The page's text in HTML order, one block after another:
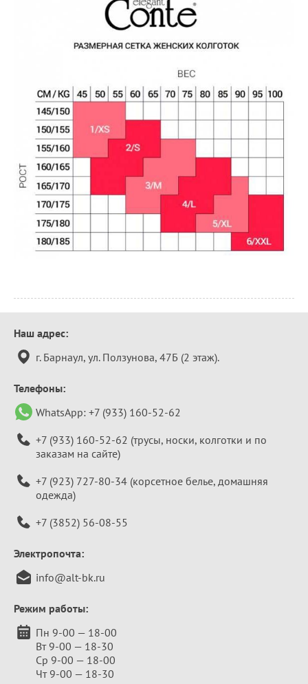
Контактная
информация
Наш адрес:
г. Барнаул, ул. Ползунова, 47Б (2 этаж).
Телефоны:
WhatsApp: +7 (933) 160-52-62
+7 (933) 160-52-62 (трусы, носки, колготки и по
заказам на сайте)
+7 (923) 727-80-34 (корсетное белье, домашняя
одежда)
+7 (3852) 56-08-55
Электропочта:
info@alt-bk.ru
Режим работы:
Пн 9-00 — 18-00
Вт 9-00 — 18-30
Ср 9-00 — 18-00
Чт 9-00 — 18-30